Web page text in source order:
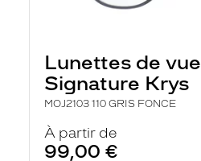
Lunettes de vue
Signature Krys
MOJ2103 110 GRIS FONCE
À partir de
99,00 €